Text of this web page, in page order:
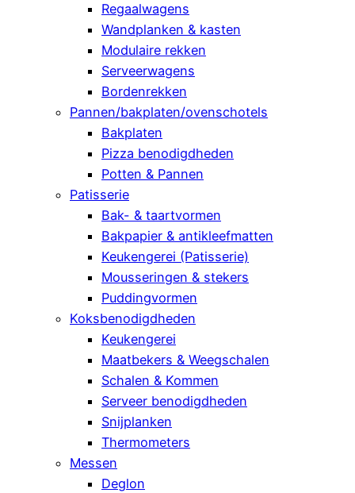
Regaalwagens
Wandplanken & kasten
Modulaire rekken
Serveerwagens
Bordenrekken
Pannen/bakplaten/ovenschotels
Bakplaten
Pizza benodigdheden
Potten & Pannen
Patisserie
Bak- & taartvormen
Bakpapier & antikleefmatten
Keukengerei (Patisserie)
Mousseringen & stekers
Puddingvormen
Koksbenodigdheden
Keukengerei
Maatbekers & Weegschalen
Schalen & Kommen
Serveer benodigdheden
Snijplanken
Thermometers
Messen
Deglon